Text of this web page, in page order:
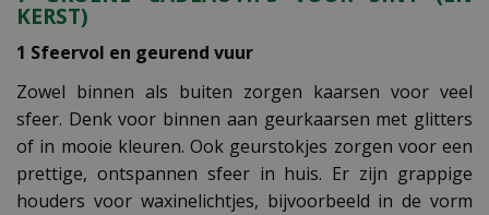
KERST)
1 Sfeervol en geurend vuur
Zowel binnen als buiten zorgen kaarsen voor veel
sfeer. Denk voor binnen aan geurkaarsen met glitters
of in mooie kleuren. Ook geurstokjes zorgen voor een
prettige, ontspannen sfeer in huis. Er zijn grappige
houders voor waxinelichtjes, bijvoorbeeld in de vorm